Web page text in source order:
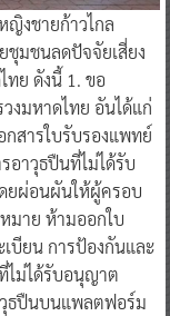
งชายก้าวไกล
ชุมชนลดปัจจัยเสี่ยง
ทย ดังนี้ 1. ขอ
งมหาดไทย อันได้แก่
กสารใบรับรองแพทย์
อาวุธปืนที่ไม่ได้รับ
ยผ่อนผันให้ผู้ครอบ
มาย ห้ามออกใบ
บียน การป้องกันและ
ไม่ได้รับอนุญาต
วุธปืนบนแพลตฟอร์ม